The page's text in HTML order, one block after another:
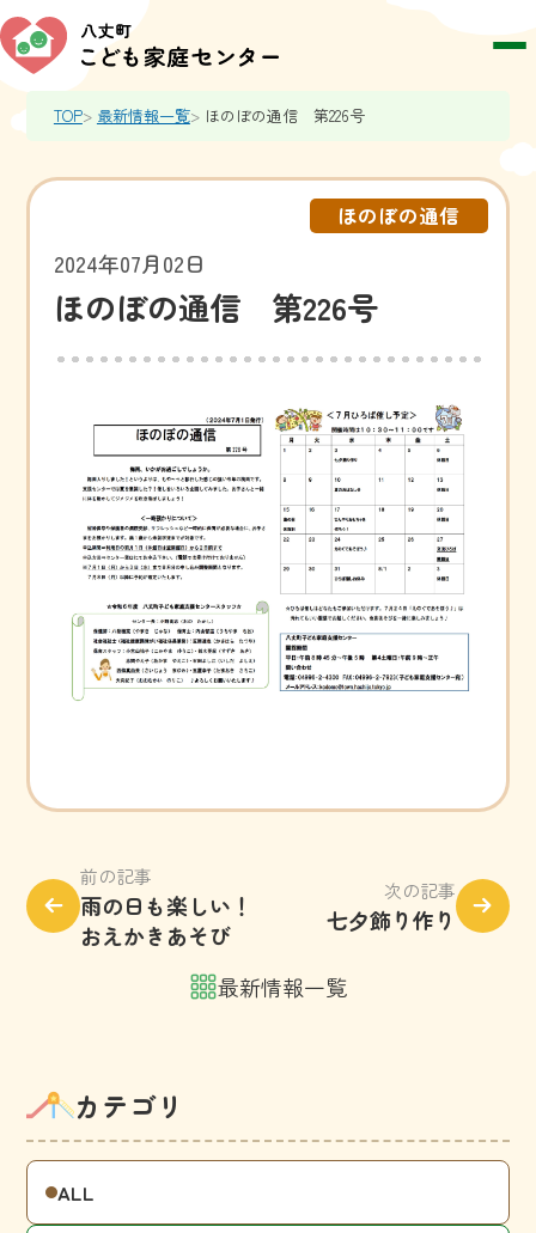
TOP 最新情報一覧 ほのぼの通信 第226号
ほのぼの通信
2024年07月02日
ほのぼの通信 第226号
前の記事
雨の日も楽しい！
おえかきあそび
最新情報一覧
次の記事
七夕飾り作り
カテゴリ
ALL